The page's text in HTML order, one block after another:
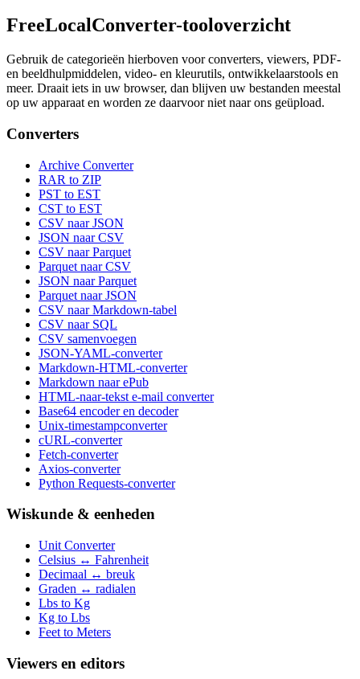
FreeLocalConverter-tooloverzicht
Gebruik de categorieën hierboven voor converters, viewers, PDF-
en beeldhulpmiddelen, video- en kleurutils, ontwikkelaarstools en
meer. Draait iets in uw browser, dan blijven uw bestanden meestal
op uw apparaat en worden ze daarvoor niet naar ons geüpload.
Converters
Archive Converter
RAR to ZIP
PST to EST
CST to EST
CSV naar JSON
JSON naar CSV
CSV naar Parquet
Parquet naar CSV
JSON naar Parquet
Parquet naar JSON
CSV naar Markdown-tabel
CSV naar SQL
CSV samenvoegen
JSON-YAML-converter
Markdown-HTML-converter
Markdown naar ePub
HTML-naar-tekst e-mail converter
Base64 encoder en decoder
Unix-timestampconverter
cURL-converter
Fetch-converter
Axios-converter
Python Requests-converter
Wiskunde & eenheden
Unit Converter
Celsius ↔ Fahrenheit
Decimaal ↔ breuk
Graden ↔ radialen
Lbs to Kg
Kg to Lbs
Feet to Meters
Viewers en editors